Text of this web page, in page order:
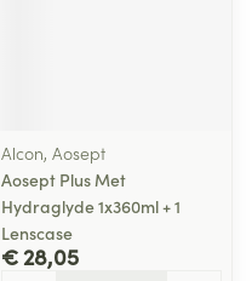
Alcon, Aosept
Aosept Plus Met
Hydraglyde 1x360ml + 1
Lenscase
€ 28,05